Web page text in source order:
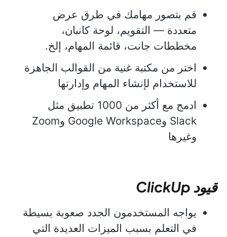
قم بتصور مهامك في طرق عرض
متعددة — التقويم، لوحة كانبان،
مخططات جانت، قائمة المهام، إلخ.
اختر من مكتبة غنية من القوالب الجاهزة
للاستخدام لإنشاء المهام وإدارتها
ادمج مع أكثر من 1000 تطبيق مثل
Slack وGoogle Workspace وZoom
وغيرها
قيود ClickUp
يواجه المستخدمون الجدد صعوبة بسيطة
في التعلم بسبب الميزات العديدة التي